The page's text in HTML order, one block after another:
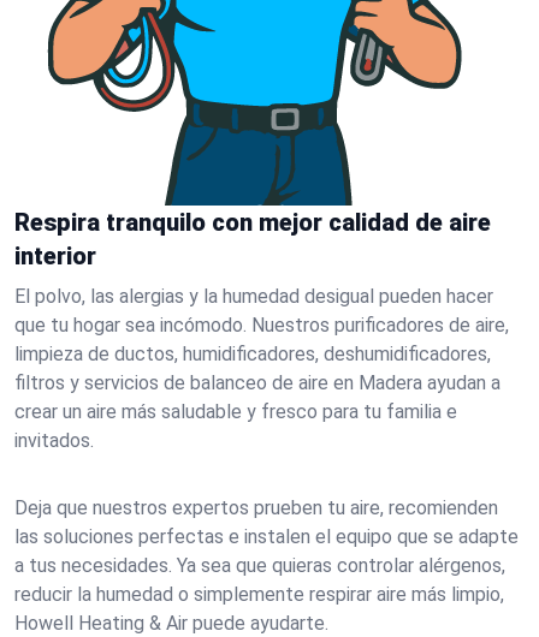
Respira tranquilo con mejor calidad de aire
interior
El polvo, las alergias y la humedad desigual pueden hacer
que tu hogar sea incómodo. Nuestros purificadores de aire,
limpieza de ductos, humidificadores, deshumidificadores,
filtros y servicios de balanceo de aire en Madera ayudan a
crear un aire más saludable y fresco para tu familia e
invitados.
Deja que nuestros expertos prueben tu aire, recomienden
las soluciones perfectas e instalen el equipo que se adapte
a tus necesidades. Ya sea que quieras controlar alérgenos,
reducir la humedad o simplemente respirar aire más limpio,
Howell Heating & Air puede ayudarte.